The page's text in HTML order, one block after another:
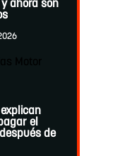
ahora son
el
de